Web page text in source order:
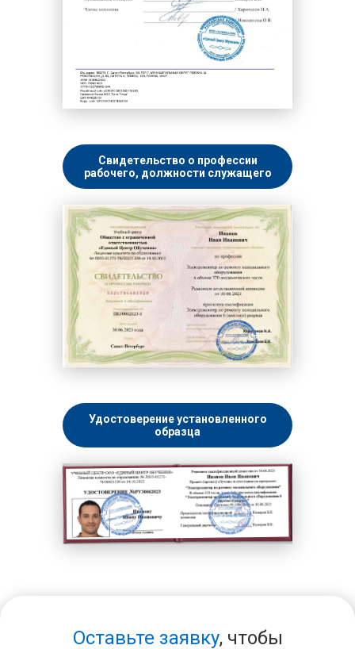
Свидетельство о профессии
рабочего, должности служащего
Удостоверение установленного
образца
Оставьте заявку, чтобы